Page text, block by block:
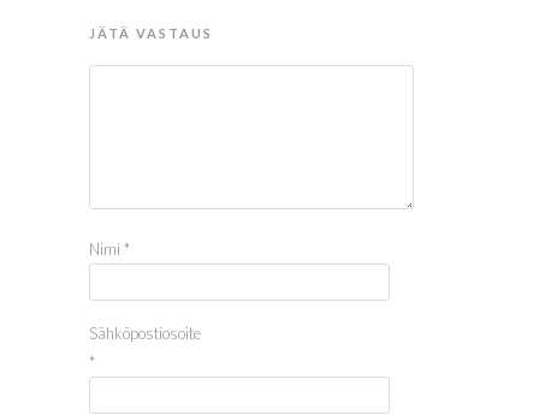
JÄTÄ VASTAUS
Nimi *
Sähköpostiosoite
*